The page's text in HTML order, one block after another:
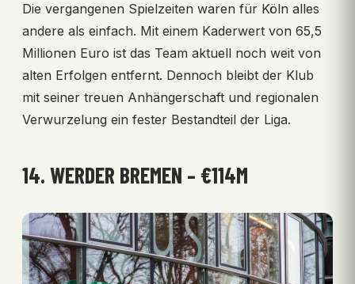
Die vergangenen Spielzeiten waren für Köln alles
andere als einfach. Mit einem Kaderwert von 65,5
Millionen Euro ist das Team aktuell noch weit von
alten Erfolgen entfernt. Dennoch bleibt der Klub
mit seiner treuen Anhängerschaft und regionalen
Verwurzelung ein fester Bestandteil der Liga.
14. WERDER BREMEN – €114M